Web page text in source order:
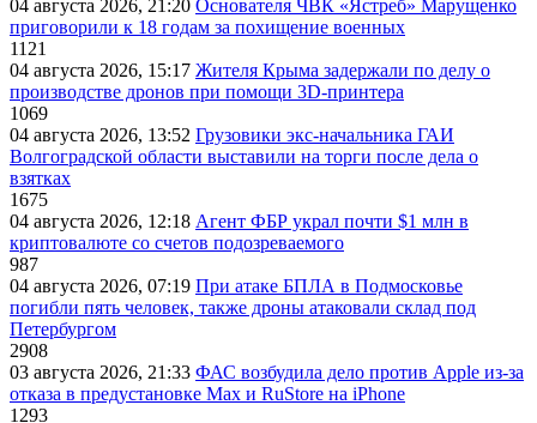
04 августа 2026, 21:20 Основателя ЧВК «Ястреб» Марущенко
приговорили к 18 годам за похищение военных
1121
04 августа 2026, 15:17 Жителя Крыма задержали по делу о
производстве дронов при помощи 3D‑принтера
1069
04 августа 2026, 13:52 Грузовики экс-начальника ГАИ
Волгоградской области выставили на торги после дела о
взятках
1675
04 августа 2026, 12:18 Агент ФБР украл почти $1 млн в
криптовалюте со счетов подозреваемого
987
04 августа 2026, 07:19 При атаке БПЛА в Подмосковье
погибли пять человек, также дроны атаковали склад под
Петербургом
2908
03 августа 2026, 21:33 ФАС возбудила дело против Apple из-за
отказа в предустановке Max и RuStore на iPhone
1293